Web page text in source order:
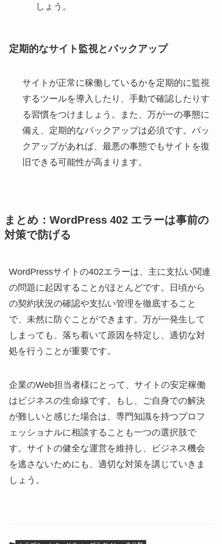
しょう。
定期的なサイト監視とバックアップ
サイトが正常に稼働しているかを定期的に監視
するツールを導入したり、手動で確認したりす
る習慣をつけましょう。また、万が一の事態に
備え、定期的なバックアップは必須です。バッ
クアップがあれば、最悪の事態でもサイトを復
旧できる可能性が高まります。
まとめ：WordPress 402 エラーは事前の
対策で防げる
WordPressサイトの402エラーは、主に支払い関連
の問題に起因することがほとんどです。日頃から
の契約状況の確認や支払い管理を徹底すること
で、未然に防ぐことができます。万が一発生して
しまっても、落ち着いて原因を特定し、適切な対
処を行うことが重要です。
企業のWeb担当者様にとって、サイトの安定稼働
はビジネスの生命線です。もし、ご自身での解決
が難しいと感じた場合は、専門知識を持つプロフ
ェッショナルに相談することも一つの選択肢で
す。サイトの健全な運営を維持し、ビジネス機会
を逃さないためにも、適切な対策を講じていきま
しょう。